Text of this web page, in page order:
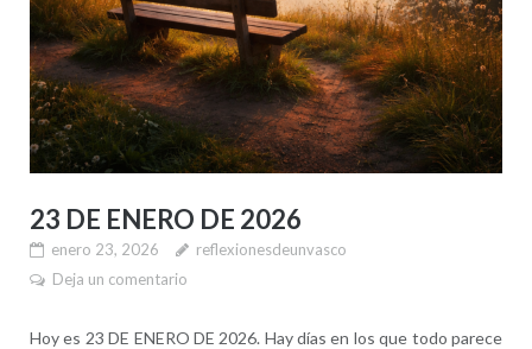
23 DE ENERO DE 2026
enero 23, 2026
reflexionesdeunvasco
Deja un comentario
Hoy es 23 DE ENERO DE 2026. Hay días en los que todo parece